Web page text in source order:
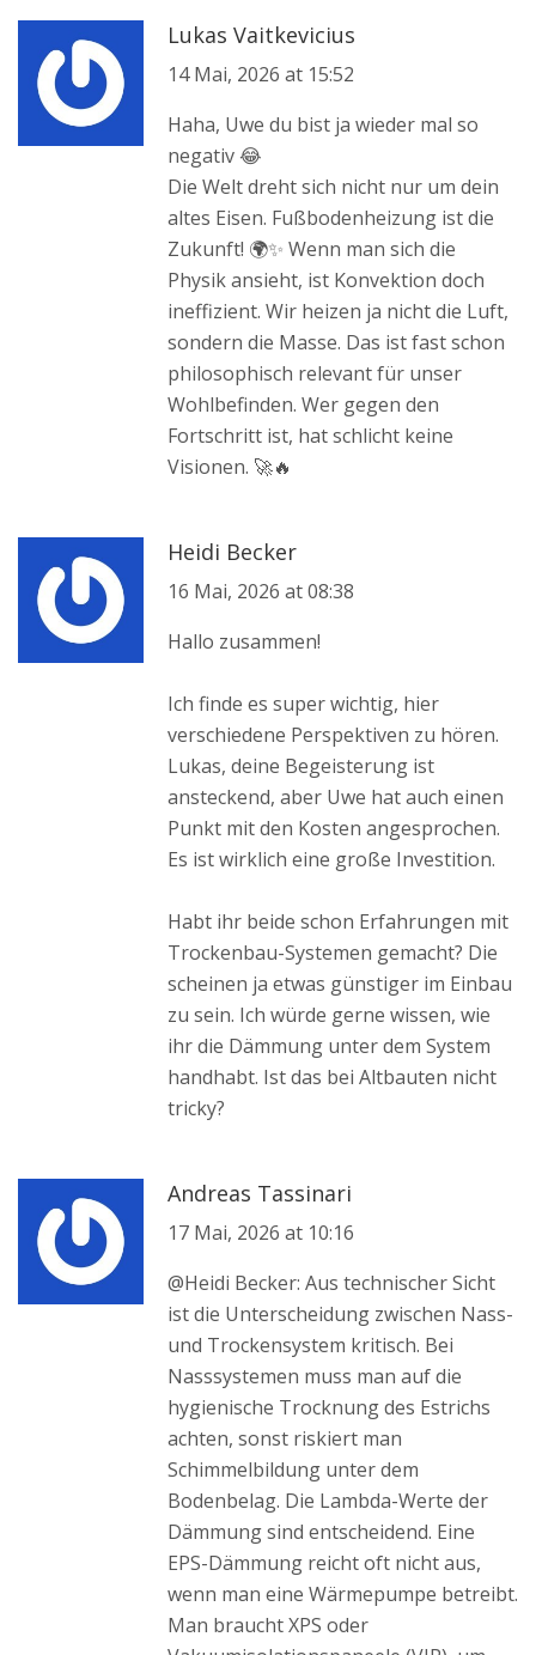
Lukas Vaitkevicius
14 Mai, 2026 at 15:52
Haha, Uwe du bist ja wieder mal so
negativ 😂
Die Welt dreht sich nicht nur um dein
altes Eisen. Fußbodenheizung ist die
Zukunft! 🌍✨ Wenn man sich die
Physik ansieht, ist Konvektion doch
ineffizient. Wir heizen ja nicht die Luft,
sondern die Masse. Das ist fast schon
philosophisch relevant für unser
Wohlbefinden. Wer gegen den
Fortschritt ist, hat schlicht keine
Visionen. 🚀🔥
Heidi Becker
16 Mai, 2026 at 08:38
Hallo zusammen!
Ich finde es super wichtig, hier
verschiedene Perspektiven zu hören.
Lukas, deine Begeisterung ist
ansteckend, aber Uwe hat auch einen
Punkt mit den Kosten angesprochen.
Es ist wirklich eine große Investition.
Habt ihr beide schon Erfahrungen mit
Trockenbau-Systemen gemacht? Die
scheinen ja etwas günstiger im Einbau
zu sein. Ich würde gerne wissen, wie
ihr die Dämmung unter dem System
handhabt. Ist das bei Altbauten nicht
tricky?
Andreas Tassinari
17 Mai, 2026 at 10:16
@Heidi Becker: Aus technischer Sicht
ist die Unterscheidung zwischen Nass-
und Trockensystem kritisch. Bei
Nasssystemen muss man auf die
hygienische Trocknung des Estrichs
achten, sonst riskiert man
Schimmelbildung unter dem
Bodenbelag. Die Lambda-Werte der
Dämmung sind entscheidend. Eine
EPS-Dämmung reicht oft nicht aus,
wenn man eine Wärmepumpe betreibt.
Man braucht XPS oder